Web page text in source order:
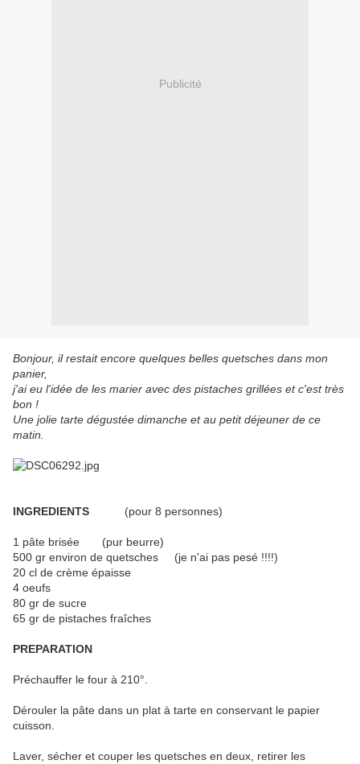
Publicité
Bonjour, il restait encore quelques belles quetsches dans mon
panier,
j'ai eu l'idée de les marier avec des pistaches grillées et c'est très
bon !
Une jolie tarte dégustée dimanche et au petit déjeuner de ce
matin.
INGREDIENTS (pour 8 personnes)
1 pâte brisée (pur beurre)
500 gr environ de quetsches (je n'ai pas pesé !!!!)
20 cl de crème épaisse
4 oeufs
80 gr de sucre
65 gr de pistaches fraîches
PREPARATION
Préchauffer le four à 210°.
Dérouler la pâte dans un plat à tarte en conservant le papier
cuisson.
Laver, sécher et couper les quetsches en deux, retirer les